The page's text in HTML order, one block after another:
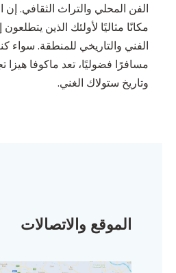
الفن المحلي والتراث الثقافي. إن
مكانًا مثاليًا لأولئك الذين
الفني والتاريخي للمنطقة.
مسافرًا فضوليًا، تعد ماكوفا هيزا
وتاريخ ستولاك الغني.
الموقع والاتصالات